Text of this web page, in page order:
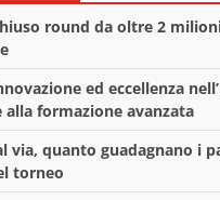
round da oltre 2
ed eccellenza
alla formazione avanzata
via, quanto guadagnano i
torneo